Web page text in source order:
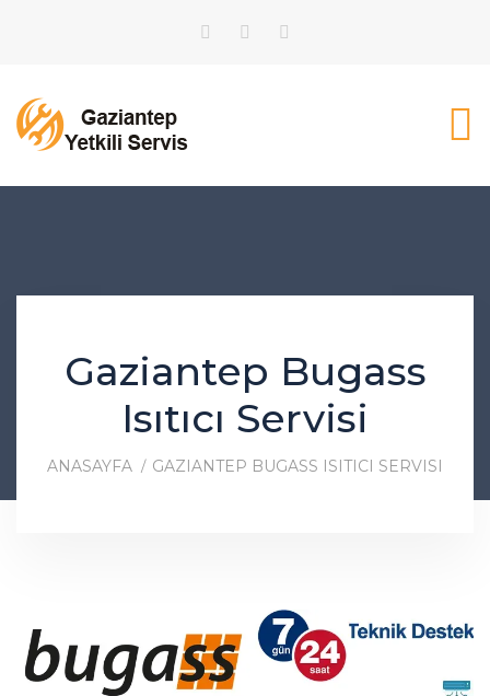
Gaziantep Bugass
Isıtıcı Servisi
ANASAYFA GAZIANTEP BUGASS ISITICI SERVISI